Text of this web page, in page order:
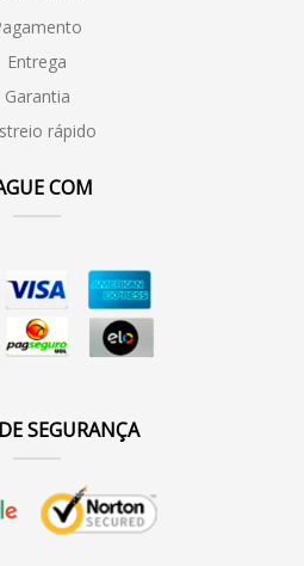
Entrega
Garantia
rápido
COM
SEGURANÇA